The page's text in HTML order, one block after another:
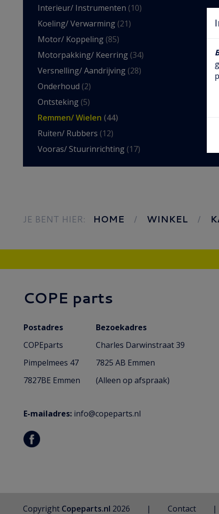
Interieur/ Instrumenten (10)
Koeling/ Verwarming (21)
Motor/ Koppeling (85)
Motorpakking/ Keerring (34)
Versnelling/ Aandrijving (28)
Onderhoud (2)
Ontsteking (5)
Remmen/ Wielen (44)
Ruiten/ Rubbers (12)
Vooras/ Stuurinrichting (17)
JE BENT HIER: HOME WINKEL
COPE parts
Postadres
Bezoekadres
COPEparts
Charles Darwinstraat 39
Pimpelmees 47
7825 AB Emmen
7827BE Emmen
(Alleen op afspraak)
E-mailadres: info@copeparts.nl
Copyright Copeparts.nl 2026 Contact